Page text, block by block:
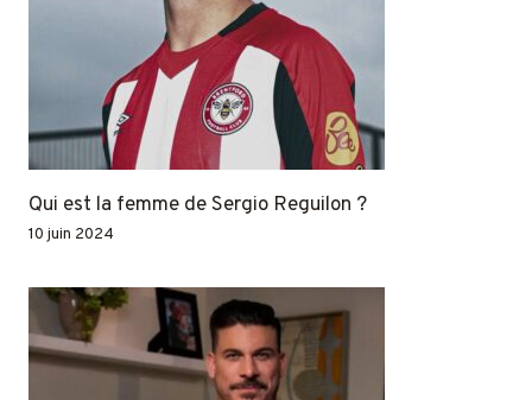
Qui est la femme de Sergio Reguilon ?
10 juin 2024